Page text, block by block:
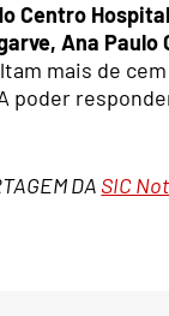
Centro
Ana Paulo
mais de
poder
DA SIC